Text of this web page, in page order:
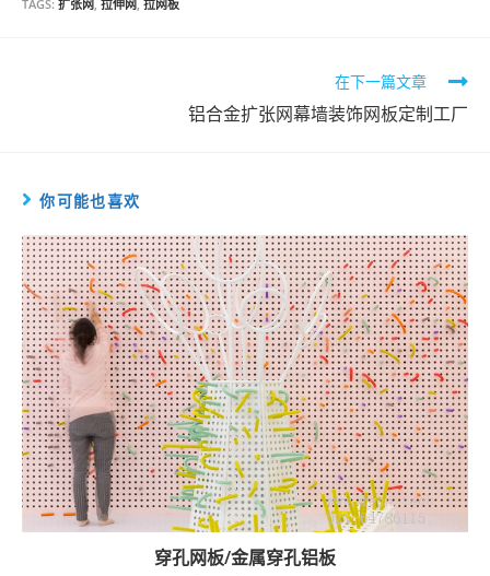
TAGS: 扩张网, 拉伸网, 拉网板
在下一篇文章
铝合金扩张网幕墙装饰网板定制工厂
你可能也喜欢
穿孔网板/金属穿孔铝板